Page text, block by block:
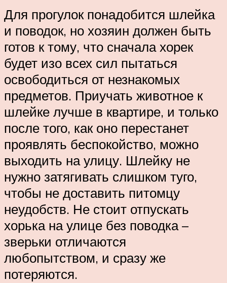
Для прогулок понадобится шлейка
и поводок, но хозяин должен быть
готов к тому, что сначала хорек
будет изо всех сил пытаться
освободиться от незнакомых
предметов. Приучать животное к
шлейке лучше в квартире, и только
после того, как оно перестанет
проявлять беспокойство, можно
выходить на улицу. Шлейку не
нужно затягивать слишком туго,
чтобы не доставить питомцу
неудобств. Не стоит отпускать
хорька на улице без поводка –
зверьки отличаются
любопытством, и сразу же
потеряются.